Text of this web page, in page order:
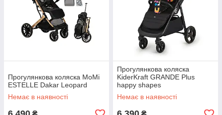
Прогулянкова коляска MoMi
ESTELLE Dakar Leopard
Немає в наявності
Прогулянкова коляска
KiderKraft GRANDE Plus
happy shapes
Немає в наявності